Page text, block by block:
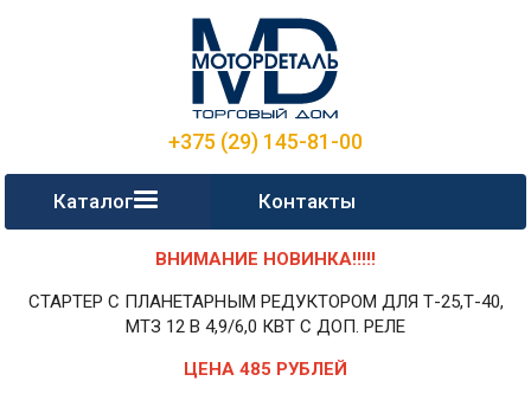
+375 (29) 145-81-00
Каталог Контакты
ВНИМАНИЕ НОВИНКА!!!!!
СТАРТЕР С ПЛАНЕТАРНЫМ РЕДУКТОРОМ ДЛЯ Т-25,Т-40,
МТЗ 12 В 4,9/6,0 КВТ С ДОП. РЕЛЕ
ЦЕНА 485 РУБЛЕЙ